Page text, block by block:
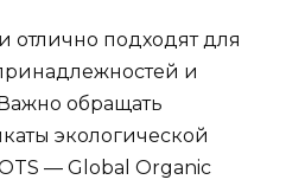
отлично подходят для
и
обращать
экологической
— Global Organic